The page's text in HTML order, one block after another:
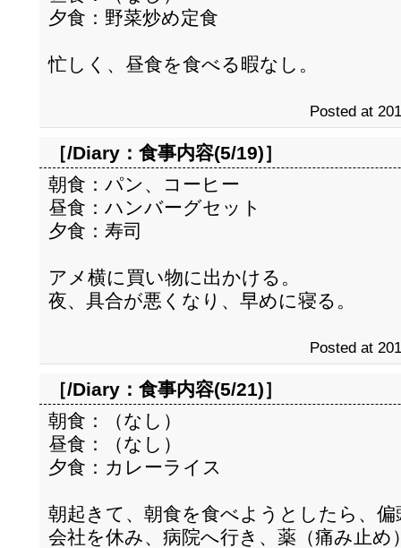
夕食：野菜炒め定食
忙しく、昼食を食べる暇なし。
Posted at
［/Diary： 食事内容(5/19)］
朝食：パン、コーヒー
昼食：ハンバーグセット
夕食：寿司
アメ横に買い物に出かける。
夜、具合が悪くなり、早めに寝る。
Posted at
［/Diary： 食事内容(5/21)］
朝食：（なし）
昼食：（なし）
夕食：カレーライス
朝起きて、朝食を食べようとしたら、
会社を休み、病院へ行き、薬（痛み止め